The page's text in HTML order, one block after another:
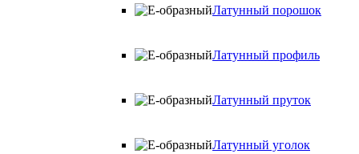
Латунный порошок
Латунный профиль
Латунный пруток
Латунный уголок